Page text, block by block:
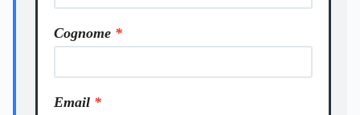
Cognome
Email